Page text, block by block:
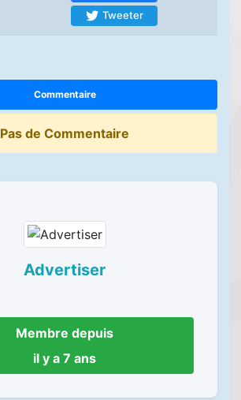
Tweeter
Commentaire
Pas de Commentaire
Advertiser
Membre depuis
il y a 7 ans